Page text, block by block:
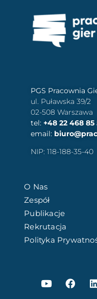
PGS Pracownia
ul. Puławska 39/2
02-508 Warszawa
tel: +48 22 468 85
email:
NIP: 118-188-35-40
O Nas
Zespół
Publikacje
Rekrutacja
Polityka